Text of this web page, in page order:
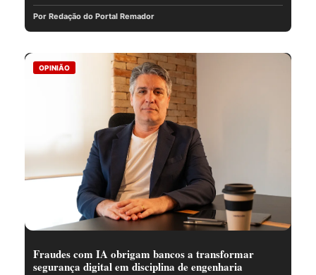
Por Redação do Portal Remador
OPINIÃO
Fraudes com IA obrigam bancos a transformar
segurança digital em disciplina de engenharia